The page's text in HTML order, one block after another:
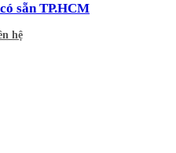
sẵn TP.HCM
hệ